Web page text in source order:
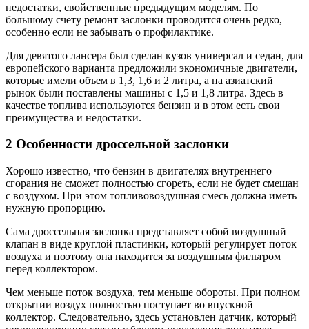
недостатки, свойственные предыдущим моделям. По
большому счету ремонт заслонки проводится очень редко,
особенно если не забывать о профилактике.
Для девятого лансера был сделан кузов универсал и седан, для
европейского варианта предложили экономичные двигатели,
которые имели объем в 1,3, 1,6 и 2 литра, а на азиатский
рынок были поставлены машины с 1,5 и 1,8 литра. Здесь в
качестве топлива используются бензин и в этом есть свои
преимущества и недостатки.
2 Особенности дроссельной заслонки
Хорошо известно, что бензин в двигателях внутреннего
сгорания не сможет полностью сгореть, если не будет смешан
с воздухом. При этом топливовоздушная смесь должна иметь
нужную пропорцию.
Сама дроссельная заслонка представляет собой воздушный
клапан в виде круглой пластинки, который регулирует поток
воздуха и поэтому она находится за воздушным фильтром
перед коллектором.
Чем меньше поток воздуха, тем меньше обороты. При полном
открытии воздух полностью поступает во впускной
коллектор. Следовательно, здесь установлен датчик, который